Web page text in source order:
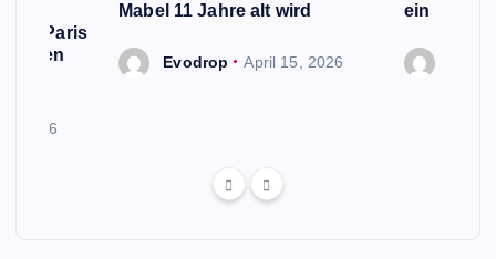
von Paris
neuen
2026
Mabel 11 Jahre alt wird
Evodrop April 15, 2026
ein